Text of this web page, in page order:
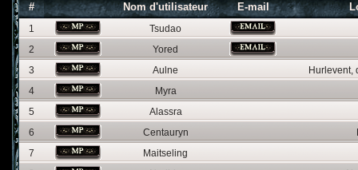
# Nom d'utilisateur E-mail
1
Tsudao
2
Yored
3
Aulne
Hurlevent,
4
Myra
5
Alassra
6
Centauryn
7
Maitseling